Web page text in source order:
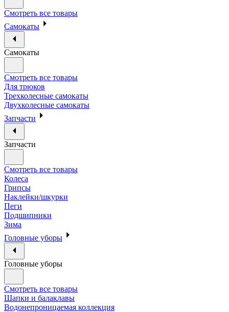
Смотреть все товары
Самокаты
Самокаты
Смотреть все товары
Для трюков
Трехколесные самокаты
Двухколесные самокаты
Запчасти
Запчасти
Смотреть все товары
Колеса
Грипсы
Наклейки/шкурки
Пеги
Подшипники
Зима
Головные уборы
Головные уборы
Смотреть все товары
Шапки и балаклавы
Водонепроницаемая коллекция